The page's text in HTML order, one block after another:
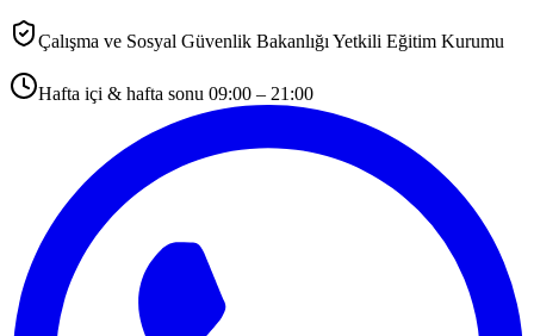
Çalışma ve Sosyal Güvenlik Bakanlığı Yetkili Eğitim Kurumu
Hafta içi & hafta sonu 09:00 – 21:00